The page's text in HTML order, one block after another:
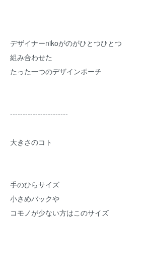
デザイナーnikoがのがひとつひとつ
組み合わせた
たった一つのデザインポーチ
-----------------------
大きさのコト
手のひらサイズ
小さめバックや
コモノが少ない方はこのサイズ